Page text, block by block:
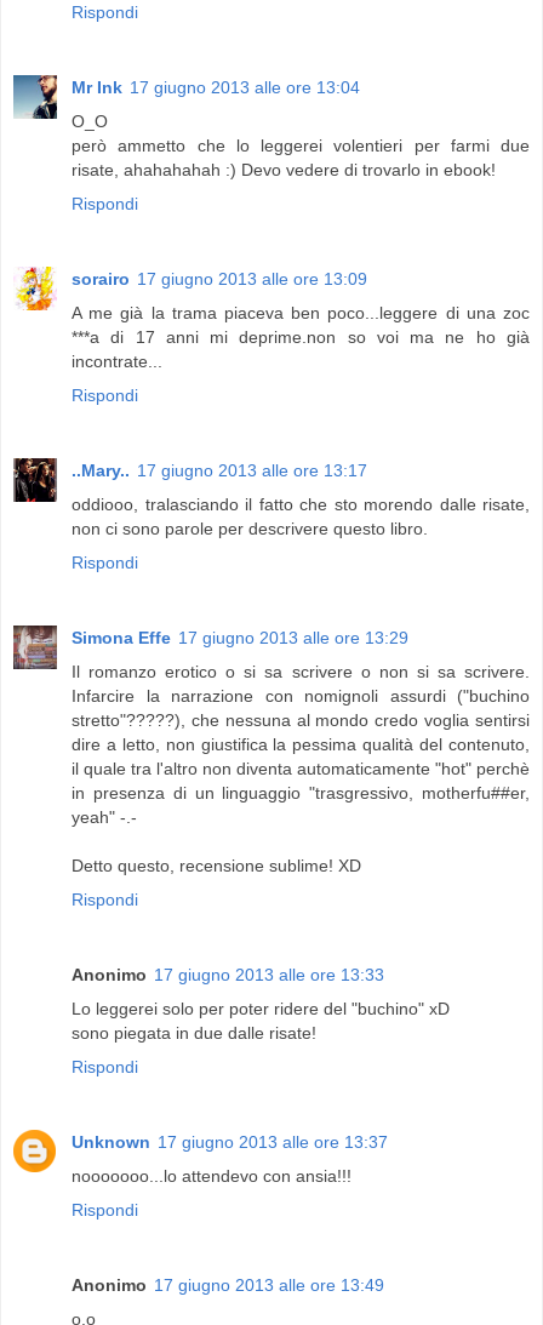
Rispondi
Mr Ink 17 giugno 2013 alle ore 13:04
O_O
però ammetto che lo leggerei volentieri per farmi due
risate, ahahahahah :) Devo vedere di trovarlo in ebook!
Rispondi
sorairo 17 giugno 2013 alle ore 13:09
A me già la trama piaceva ben poco...leggere di una zoc
***a di 17 anni mi deprime.non so voi ma ne ho già
incontrate...
Rispondi
..Mary.. 17 giugno 2013 alle ore 13:17
oddiooo, tralasciando il fatto che sto morendo dalle risate,
non ci sono parole per descrivere questo libro.
Rispondi
Simona Effe 17 giugno 2013 alle ore 13:29
Il romanzo erotico o si sa scrivere o non si sa scrivere.
Infarcire la narrazione con nomignoli assurdi ("buchino
stretto"?????), che nessuna al mondo credo voglia sentirsi
dire a letto, non giustifica la pessima qualità del contenuto,
il quale tra l'altro non diventa automaticamente "hot" perchè
in presenza di un linguaggio "trasgressivo, motherfu##er,
yeah" -.-
Detto questo, recensione sublime! XD
Rispondi
Anonimo 17 giugno 2013 alle ore 13:33
Lo leggerei solo per poter ridere del "buchino" xD
sono piegata in due dalle risate!
Rispondi
Unknown 17 giugno 2013 alle ore 13:37
nooooooo...lo attendevo con ansia!!!
Rispondi
Anonimo 17 giugno 2013 alle ore 13:49
o.o